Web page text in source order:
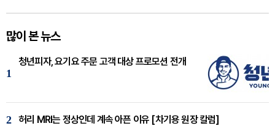
많이 본 뉴스
1
청년피자, 요기요 주문 고객 대상 프로모션 전개
2 허리 MRI는 정상인데 계속 아픈 이유 [차기용 원장 칼럼]